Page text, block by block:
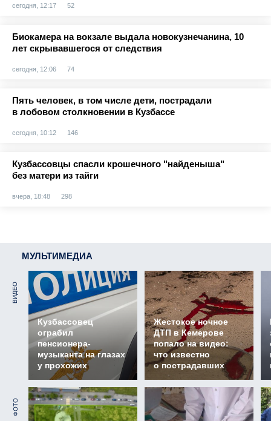
сегодня, 12:17 52
Биокамера на вокзале выдала новокузнечанина, 10
лет скрывавшегося от следствия
сегодня, 12:06 74
Пять человек, в том числе дети, пострадали
в лобовом столкновении в Кузбассе
сегодня, 10:12 146
Кузбассовцы спасли крошечного "найденыша"
без матери из тайги
вчера, 18:48 298
МУЛЬТИМЕДИА
ВИДЕО
Кузбассовец
ограбил
пенсионера-
музыканта на глазах
у прохожих
Жестокое ночное
ДТП в Кемерове
попало на видео:
что известно
о пострадавших
ФОТО